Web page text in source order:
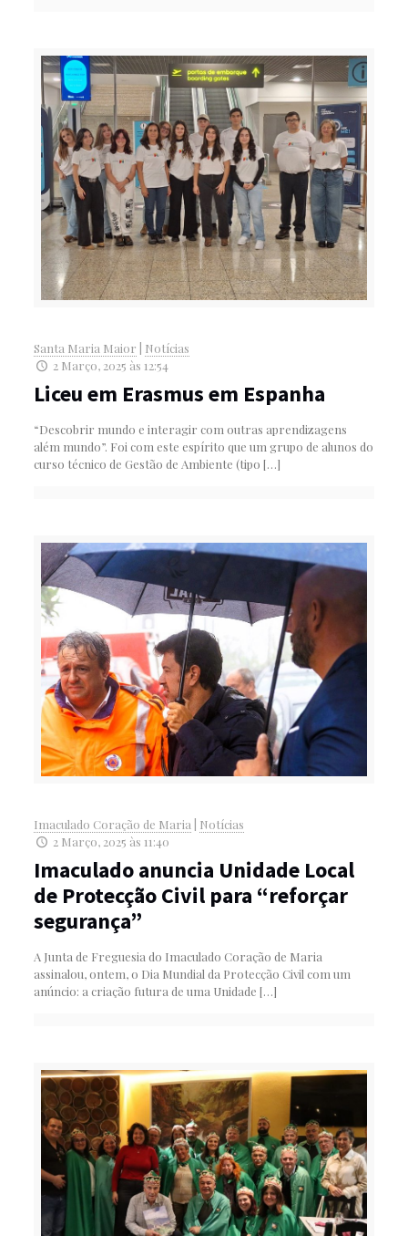
Santa Maria Maior
Notícias
2 Março, 2025 às 12:54
Liceu em Erasmus em Espanha
“Descobrir mundo e interagir com outras aprendizagens
além mundo”. Foi com este espírito que um grupo de alunos do
curso técnico de Gestão de Ambiente (tipo […]
Imaculado Coração de Maria
Notícias
2 Março, 2025 às 11:40
Imaculado anuncia Unidade Local
de Protecção Civil para “reforçar
segurança”
A Junta de Freguesia do Imaculado Coração de Maria
assinalou, ontem, o Dia Mundial da Protecção Civil com um
anúncio: a criação futura de uma Unidade […]